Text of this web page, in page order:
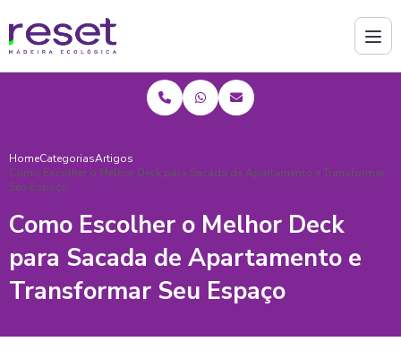
HomeCategoriasArtigos
Como Escolher o Melhor Deck para Sacada de Apartamento e Transformar
Seu Espaço
Como Escolher o Melhor Deck
para Sacada de Apartamento e
Transformar Seu Espaço